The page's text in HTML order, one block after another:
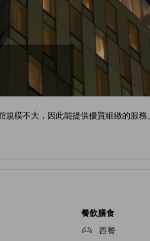
模不大，因此能提供優質細緻的服務。
餐飲膳食
西餐